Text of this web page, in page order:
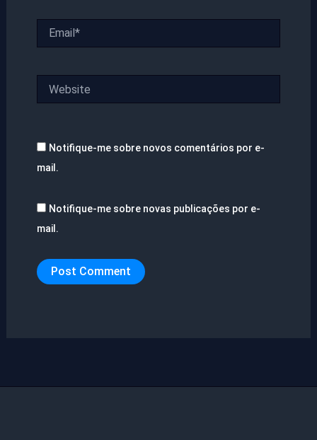
Notifique-me sobre novos comentários por e-
mail.
Notifique-me sobre novas publicações por e-
mail.